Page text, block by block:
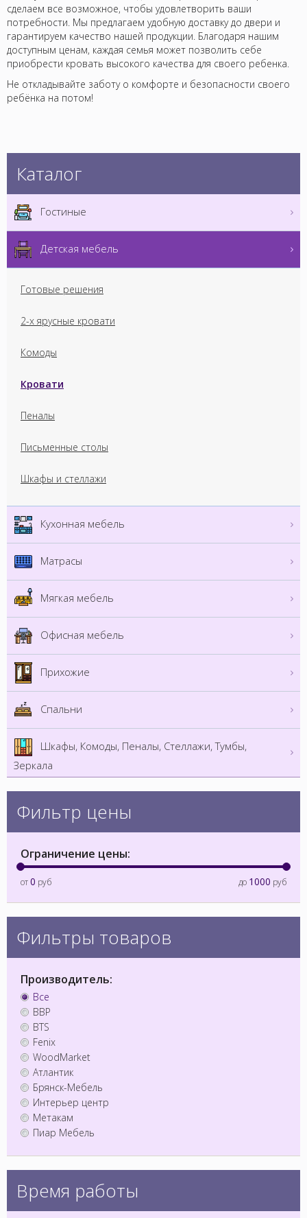
сделаем все возможное, чтобы удовлетворить ваши
потребности. Мы предлагаем удобную доставку до двери и
гарантируем качество нашей продукции. Благодаря нашим
доступным ценам, каждая семья может позволить себе
приобрести кровать высокого качества для своего ребенка.
Не откладывайте заботу о комфорте и безопасности своего
ребёнка на потом!
Каталог
Гостиные
Детская мебель
Готовые решения
2-х ярусные кровати
Комоды
Кровати
Пеналы
Письменные столы
Шкафы и стеллажи
Кухонная мебель
Матрасы
Мягкая мебель
Офисная мебель
Прихожие
Спальни
Шкафы, Комоды, Пеналы, Стеллажи, Тумбы,
Зеркала
Фильтр цены
Ограничение цены:
от0 руб до 1000 руб
Фильтры товаров
Производитель:
Все
BBP
BTS
Fenix
WoodMarket
Атлантик
Брянск-Мебель
Интерьер центр
Метакам
Пиар Мебель
Время работы